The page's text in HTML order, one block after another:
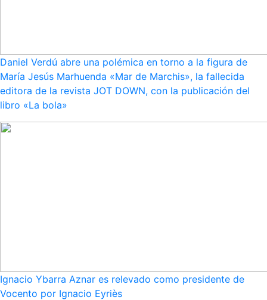
Daniel Verdú abre una polémica en torno a la figura de
María Jesús Marhuenda «Mar de Marchis», la fallecida
editora de la revista JOT DOWN, con la publicación del
libro «La bola»
Ignacio Ybarra Aznar es relevado como presidente de
Vocento por Ignacio Eyriès